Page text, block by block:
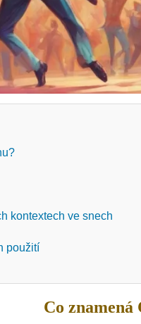
kontextech ve snech
použití
Co znamená